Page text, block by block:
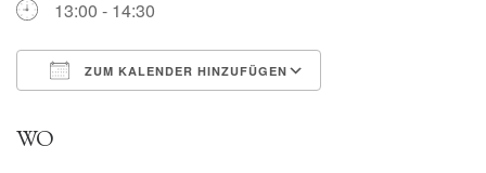
13:00 - 14:30
ZUM KALENDER HINZUFÜGEN
WO